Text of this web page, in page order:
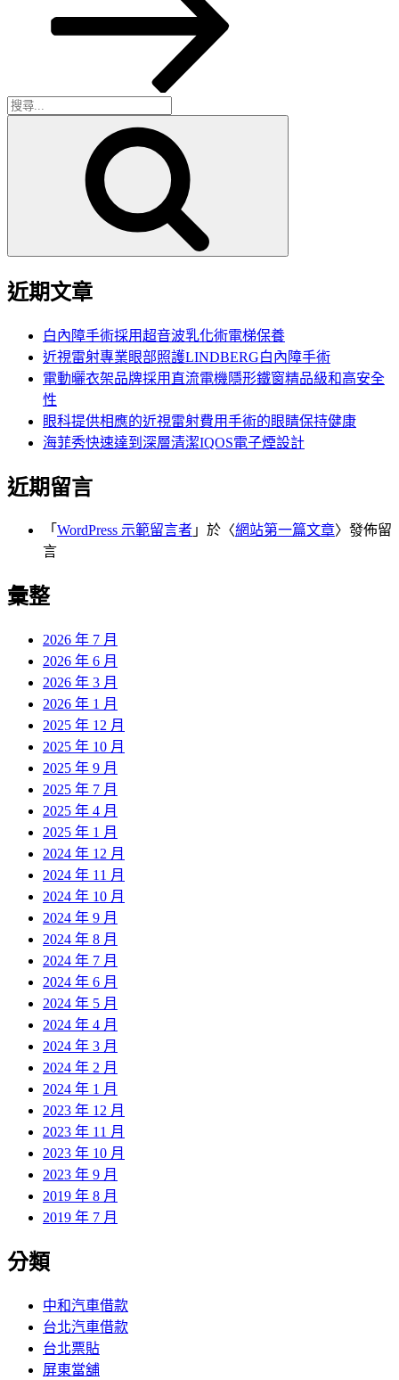
搜
近期文章
白內障手術採用超音波乳化術電梯保養
近視雷射專業眼部照護LINDBERG白內障手術
電動曬衣架品牌採用直流電機隱形鐵窗精品級和高安全
性
眼科提供相應的近視雷射費用手術的眼睛保持健康
海菲秀快速達到深層清潔IQOS電子煙設計
近期留言
「 WordPress 示範留言者 」於〈網站第一篇文章〉發佈留
言
彙整
2026 年 7 月
2026 年 6 月
2026 年 3 月
2026 年 1 月
2025 年 12 月
2025 年 10 月
2025 年 9 月
2025 年 7 月
2025 年 4 月
2025 年 1 月
2024 年 12 月
2024 年 11 月
2024 年 10 月
2024 年 9 月
2024 年 8 月
2024 年 7 月
2024 年 6 月
2024 年 5 月
2024 年 4 月
2024 年 3 月
2024 年 2 月
2024 年 1 月
2023 年 12 月
2023 年 11 月
2023 年 10 月
2023 年 9 月
2019 年 8 月
2019 年 7 月
分類
中和汽車借款
台北汽車借款
台北票貼
屏東當舖